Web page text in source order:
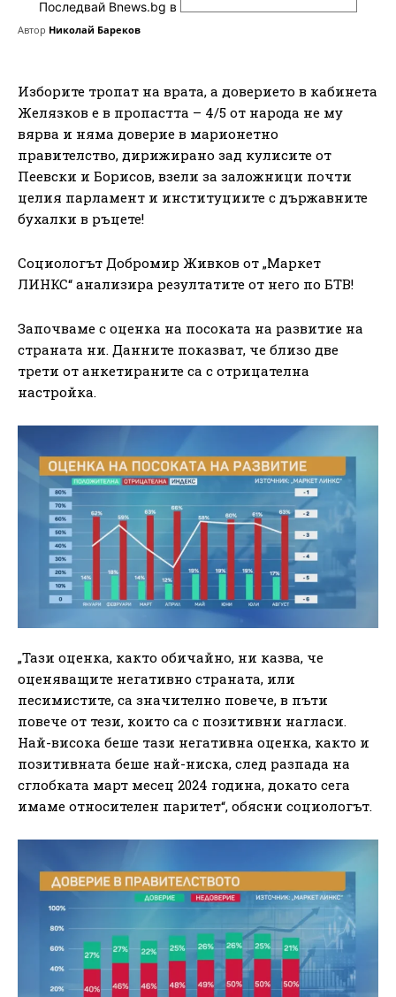
Последвай Bnews.bg в
Автор Николай Бареков
Изборите тропат на врата, а доверието в кабинета
Желязков е в пропастта – 4/5 от народа не му
вярва и няма доверие в марионетно
правителство, дирижирано зад кулисите от
Пеевски и Борисов, взели за заложници почти
целия парламент и институциите с държавните
бухалки в ръцете!
Социологът Добромир Живков от „Маркет
ЛИНКС“ анализира резултатите от него по БТВ!
Започваме с оценка на посоката на развитие на
страната ни. Данните показват, че близо две
трети от анкетираните са с отрицателна
настройка.
„Тази оценка, както обичайно, ни казва, че
оценяващите негативно страната, или
песимистите, са значително повече, в пъти
повече от тези, които са с позитивни нагласи.
Най-висока беше тази негативна оценка, както и
позитивната беше най-ниска, след разпада на
сглобката март месец 2024 година, докато сега
имаме относителен паритет“, обясни социологът.